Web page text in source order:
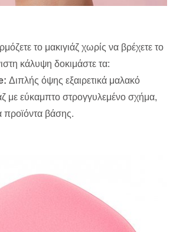
το μακιγιάζ χωρίς να βρέχετε το
κάλυψη δοκιμάστε τα:
Διπλής όψης εξαιρετικά μαλακό
με εύκαμπτο στρογγυλεμένο σχήμα,
προϊόντα βάσης.